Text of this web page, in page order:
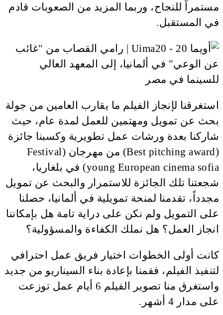
مستمراً للنجاح، وربما المزيد من الصعوبات قادم
في المستقبل.
استغرقنا لإنجاز الفيلم ما يقارب العامين من جولة
بحث عن تمويل ومهتمين للعمل لمدة عام، حيث
شاركنا بعدة ورشات عمل تطويرية وكسبنا جائزة
(Best pitching award) من مهرجان (Festival
young European cinema sofia) في بلغاريا،
شجعتنا تلك الجائزة للاستمرار والبحث عن تمويل
مجدداً، تقدمنا لمنحة تمويلية في ألمانيا، حصلنا
على التمويل ولم نكن على دراية تامة هل بإمكاننا
انجاز العمل؟ هل نملك الكفاءة والمسؤولية؟
كانت أولى الخطوات اختيار فريق عمل احترافي
لتنفيذ الفيلم، فقمنا بإعادة بناء السيناريو من جديد
واستغرق منا تصوير الفيلم 6 أيام عمل توزعت
على مدار 4 أشهر.